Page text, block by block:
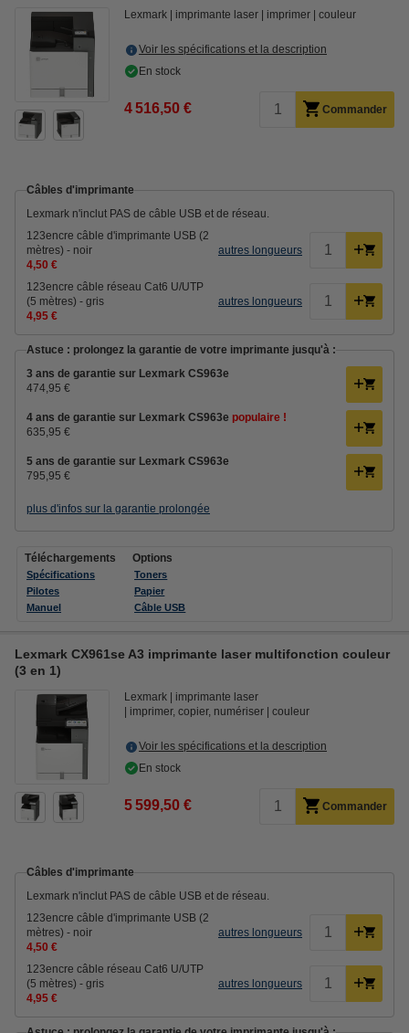
Lexmark imprimante laser imprimer couleur
Voir les spécifications et la description
En stock
4 516,50 € Commander
Câbles d'imprimante
Lexmark n'inclut PAS de câble USB et de réseau.
123encre câble d'imprimante USB (2
mètres) - noir
4,50 €
autres longueurs
123encre câble réseau Cat6 U/UTP
(5 mètres) - gris
4,95 €
autres longueurs
Astuce : prolongez la garantie de votre imprimante jusqu'à :
3 ans de garantie sur Lexmark CS963e
474,95 €
4 ans de garantie sur Lexmark CS963e populaire !
635,95 €
5 ans de garantie sur Lexmark CS963e
795,95 €
plus d'infos sur la garantie prolongée
Téléchargements
Spécifications
Pilotes
Manuel
Options
Toners
Papier
Câble USB
Lexmark CX961se A3 imprimante laser multifonction couleur
(3 en 1)
Lexmark
imprimante laser
imprimer, copier, numériser
couleur
Voir les spécifications et la description
En stock
5 599,50 € Commander
Câbles d'imprimante
Lexmark n'inclut PAS de câble USB et de réseau.
123encre câble d'imprimante USB (2
mètres) - noir
4,50 €
autres longueurs
123encre câble réseau Cat6 U/UTP
(5 mètres) - gris
4,95 €
autres longueurs